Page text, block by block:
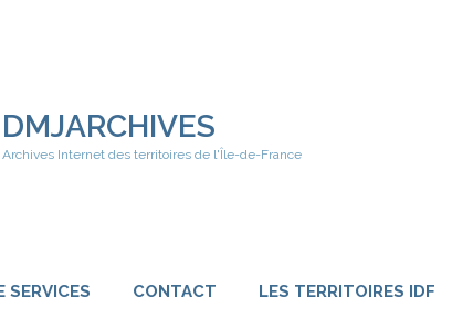
DMJARCHIVES
Archives Internet des territoires de l'Île-de-France
SERVICES CONTACT LES TERRITOIRES IDF